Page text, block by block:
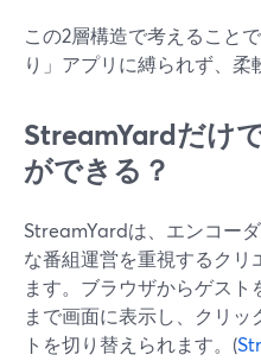
この2層構造で考えること
り」アプリに縛られず、柔
StreamYardだけ
ができる？
StreamYardは、エンコー
な番組運営を重視するク
ます。ブラウザからゲスト
まで画面に表示し、クリ
トを切り替えられます。(